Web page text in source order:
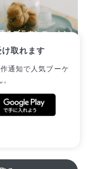
取れます
通知で人気ブーケ
るブラウンコットン
へ